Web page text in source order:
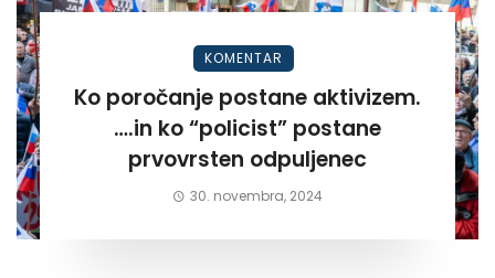
KOMENTAR
Ko poročanje postane aktivizem.
….in ko “policist” postane
prvovrsten odpuljenec
30. novembra, 2024